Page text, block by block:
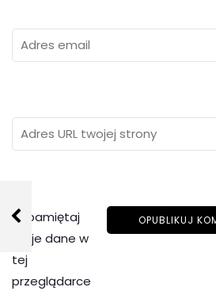
Zapamiętaj
moje dane w
tej
przeglądarce